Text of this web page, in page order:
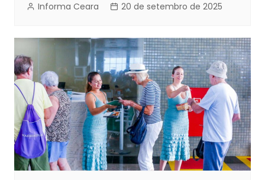
Informa Ceara 20 de setembro de 2025